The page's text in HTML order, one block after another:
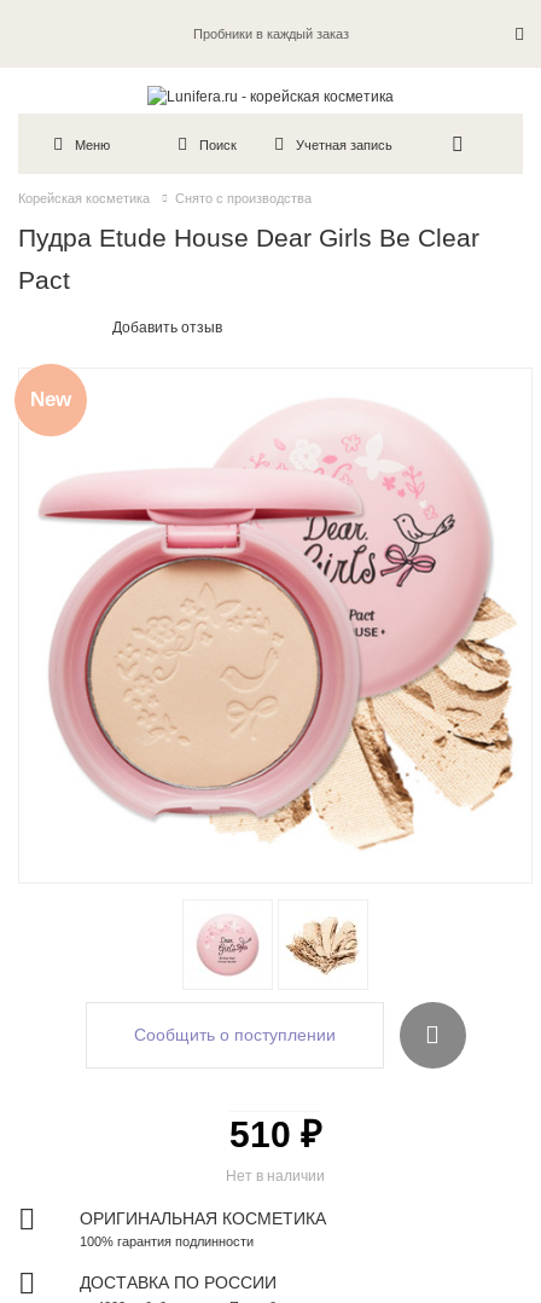
Пробники в каждый заказ
Меню Поиск Учетная запись
Корейская косметика Снято с производства
Пудра Etude House Dear Girls Be Clear
Pact
Добавить отзыв
New
Сообщить о поступлении
Нет в наличии
510 ₽
ОРИГИНАЛЬНАЯ КОСМЕТИКА
100% гарантия подлинности
ДОСТАВКА ПО РОССИИ